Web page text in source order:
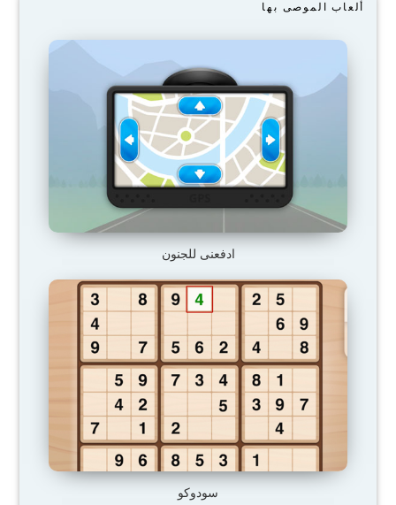
ألعاب الموصى بها
ادفعنى للجنون
سودوكو